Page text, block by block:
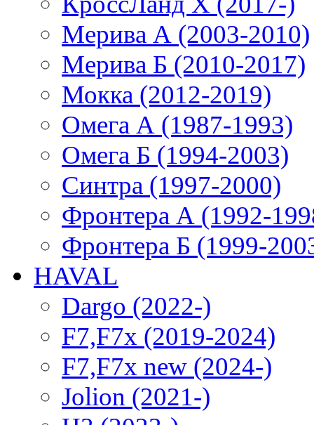
Мерива А (2003-2010)
Мерива Б (2010-2017)
Мокка (2012-2019)
Омега А (1987-1993)
Омега Б (1994-2003)
Синтра (1997-2000)
Фронтера А (1992-
Фронтера Б (1999-
HAVAL
Dargo (2022-)
F7,F7x (2019-2024)
F7,F7x new (2024-)
Jolion (2021-)